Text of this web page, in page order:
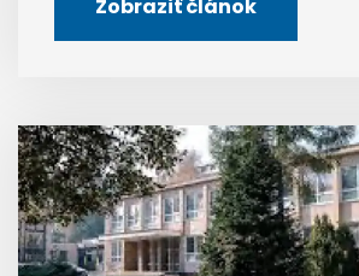
Zobraziť článok